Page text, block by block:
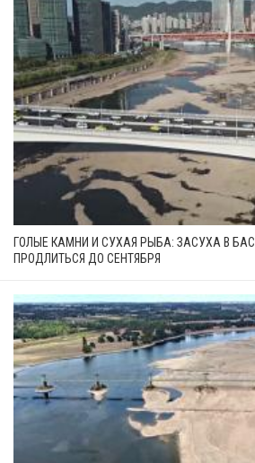
ГОЛЫЕ КАМНИ И СУХАЯ РЫБА: ЗАСУХА В
ПРОДЛИТЬСЯ ДО СЕНТЯБРЯ